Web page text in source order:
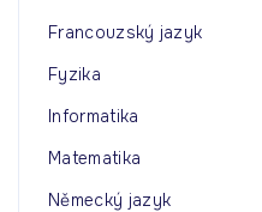
Francouzský jazyk
Fyzika
Informatika
Matematika
Německý jazyk